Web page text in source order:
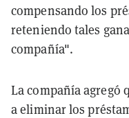
compensando los
reteniendo tales
compañía".
La compañía agregó
a eliminar los